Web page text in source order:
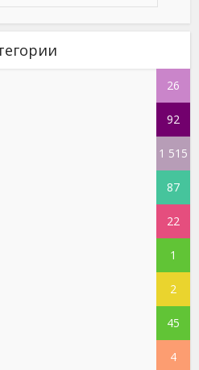
26
92
1 515
87
22
1
2
45
4